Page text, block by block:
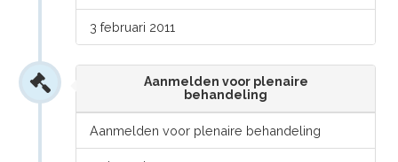
3 februari 2011
Aanmelden voor plenaire
behandeling
Aanmelden voor plenaire behandeling